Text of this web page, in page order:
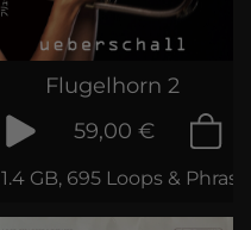
Flugelhorn 2
59,00 €
1.4 GB, 695 Loops &